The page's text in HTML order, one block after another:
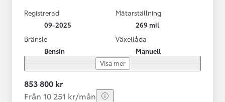
Registrerad
09-2025
Mätarställning
269 mil
Bränsle
Bensin
Växellåda
Manuell
Visa mer
853 800 kr
Från 10 251 kr/mån